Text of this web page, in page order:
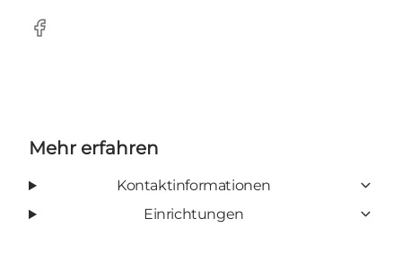
Facebook
Mehr erfahren
Kontaktinformationen
Einrichtungen